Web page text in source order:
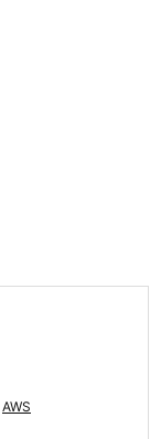
AWS